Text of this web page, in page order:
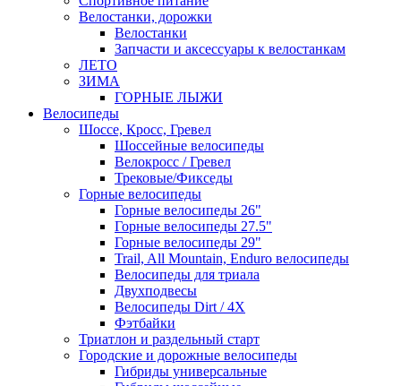
Велостанки, дорожки
Велостанки
Запчасти и аксессуары к велостанкам
ЛЕТО
ЗИМА
ГОРНЫЕ ЛЫЖИ
Велосипеды
Шоссе, Кросс, Гревел
Шоссейные велосипеды
Велокросс / Гревел
Трековые/Фикседы
Горные велосипеды
Горные велосипеды 26"
Горные велосипеды 27.5"
Горные велосипеды 29"
Trail, All Mountain, Enduro велосипеды
Велосипеды для триала
Двухподвесы
Велосипеды Dirt / 4X
Фэтбайки
Триатлон и раздельный старт
Городские и дорожные велосипеды
Гибриды универсальные